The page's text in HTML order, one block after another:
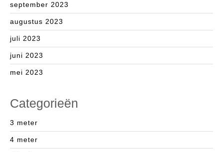
september 2023
augustus 2023
juli 2023
juni 2023
mei 2023
Categorieën
3 meter
4 meter